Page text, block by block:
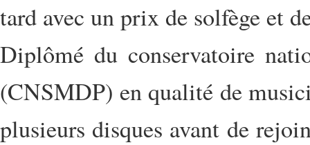
tard avec un prix de solfège et
Diplômé du conservatoire
(CNSMDP) en qualité de
plusieurs disques avant de